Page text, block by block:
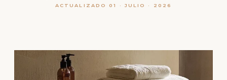
ACTUALIZADO 01 · JULIO · 2026